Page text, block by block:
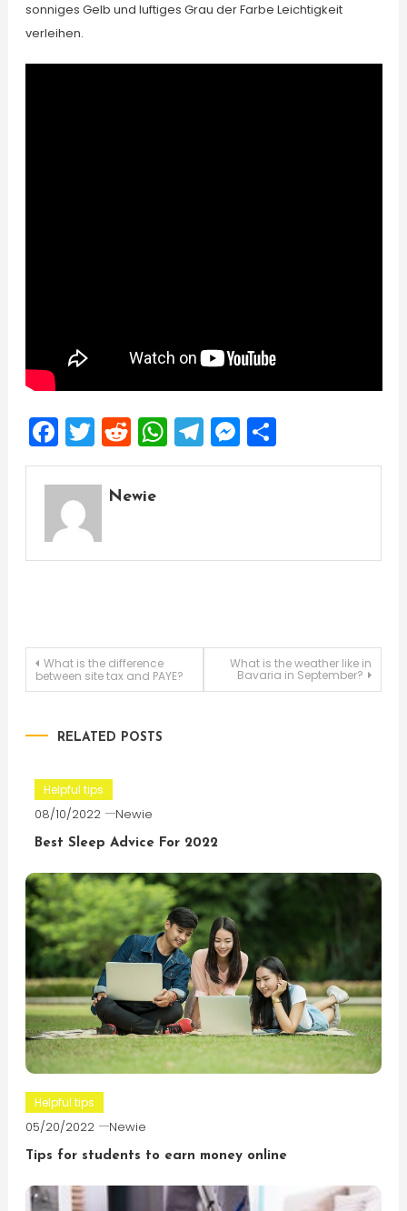
sonniges Gelb und luftiges Grau der Farbe Leichtigkeit
verleihen.
Facebook
Twitter
Reddit
WhatsApp
Telegram
Messenger
Share
Newie
Post
What is the difference
between site tax and PAYE?
What is the weather like in
Bavaria in September?
RELATED POSTS
Helpful tips
08/10/2022 Newie
Best Sleep Advice For 2022
Helpful tips
05/20/2022 Newie
Tips for students to earn money online